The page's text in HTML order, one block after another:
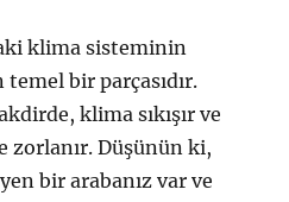
klima sisteminin
bir parçasıdır.
klima sıkışır ve
zorlanır. Düşünün ki,
bir arabanız var ve